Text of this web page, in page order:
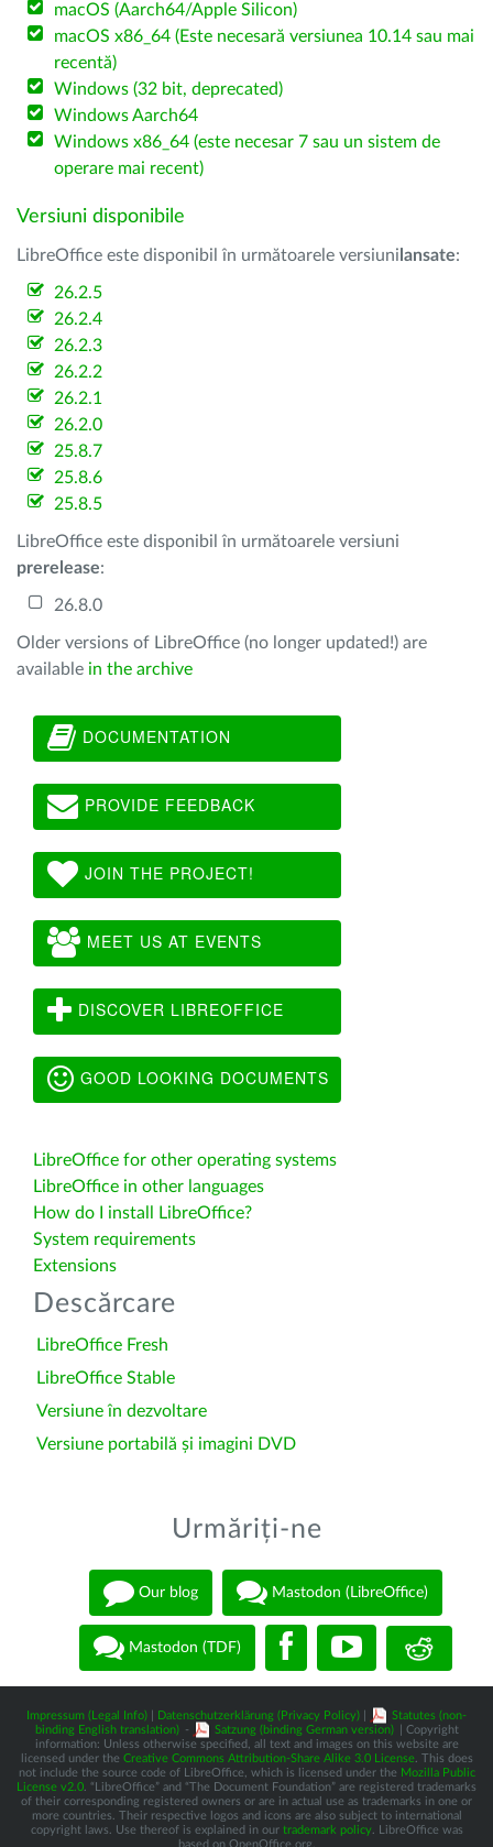
macOS (Aarch64/Apple Silicon)
macOS x86_64 (Este necesară versiunea 10.14 sau mai
recentă)
Windows (32 bit, deprecated)
Windows Aarch64
Windows x86_64 (este necesar 7 sau un sistem de
operare mai recent)
Versiuni disponibile
LibreOffice este disponibil în următoarele versiuni lansate:
26.2.5
26.2.4
26.2.3
26.2.2
26.2.1
26.2.0
25.8.7
25.8.6
25.8.5
LibreOffice este disponibil în următoarele versiuni
prerelease:
26.8.0
Older versions of LibreOffice (no longer updated!) are
available in the archive
DOCUMENTATION
PROVIDE FEEDBACK
JOIN THE PROJECT!
MEET US AT EVENTS
DISCOVER LIBREOFFICE
GOOD LOOKING DOCUMENTS
LibreOffice for other operating systems
LibreOffice in other languages
How do I install LibreOffice?
System requirements
Extensions
Descărcare
LibreOffice Fresh
LibreOffice Stable
Versiune în dezvoltare
Versiune portabilă și imagini DVD
Urmăriți-ne
Our blog Mastodon (LibreOffice)
Mastodon (TDF)
Impressum (Legal Info) Datenschutzerklärung (Privacy Policy)
Statutes (non-
binding English translation) - Satzung (binding German version)
| Copyright
information: Unless otherwise specified, all text and images on this website are
licensed under the Creative Commons Attribution-Share Alike 3.0 License. This does
not include the source code of LibreOffice, which is licensed under the Mozilla Public
License v2.0 . “LibreOffice” and “The Document Foundation” are registered trademarks
of their corresponding registered owners or are in actual use as trademarks in one or
more countries. Their respective logos and icons are also subject to international
copyright laws. Use thereof is explained in our trademark policy. LibreOffice was
based on OpenOffice.org.